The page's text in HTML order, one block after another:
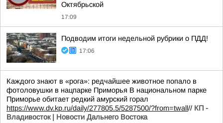
Октябрьской
17:09
Подводим итоги недельной рубрики о ПДД!
17:06
Каждого знают в «рога»: редчайшее животное попало в
фотоловушки в нацпарке Приморья В национальном парке
Приморье обитает редкий амурский горал
https://www.dv.kp.ru/daily/277805.5/5287500/?from=twall// КП -
Владивосток | Новости Дальнего Востока